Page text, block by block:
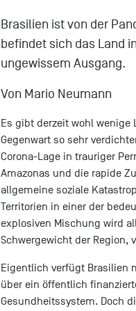
Brasilien ist von der
befindet sich das Land
ungewissem Ausgang.
Von Mario Neumann
Es gibt derzeit wohl wenige
Gegenwart so sehr
Corona-Lage in trauriger
Amazonas und die rapide
allgemeine soziale
Territorien in einer der
explosiven Mischung wird
Schwergewicht der Region,
Eigentlich verfügt Brasilien
über ein öffentlich
Gesundheitssystem. Doch